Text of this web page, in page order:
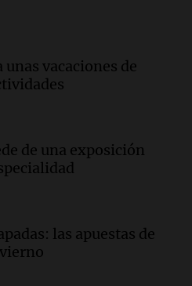
unas vacaciones de
de una exposición
las apuestas de